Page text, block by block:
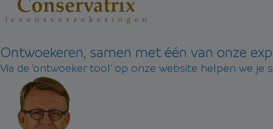
Ontwoekeren, samen met één van onze
Via de 'ontwoeker tool' op onze website helpen we je